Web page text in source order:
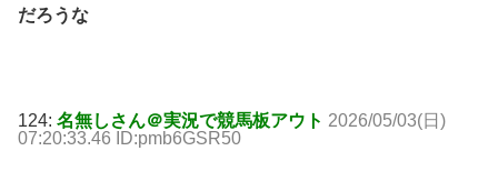
だろうな
124: 名無しさん＠実況で競馬板アウト 2026/05/03(日)
07:20:33.46 ID:pmb6GSR50